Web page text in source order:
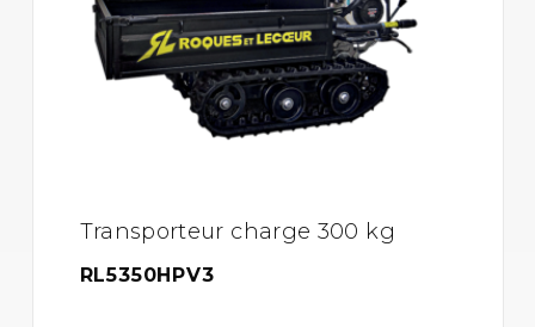
Transporteur charge 300 kg
RL5350HPV3